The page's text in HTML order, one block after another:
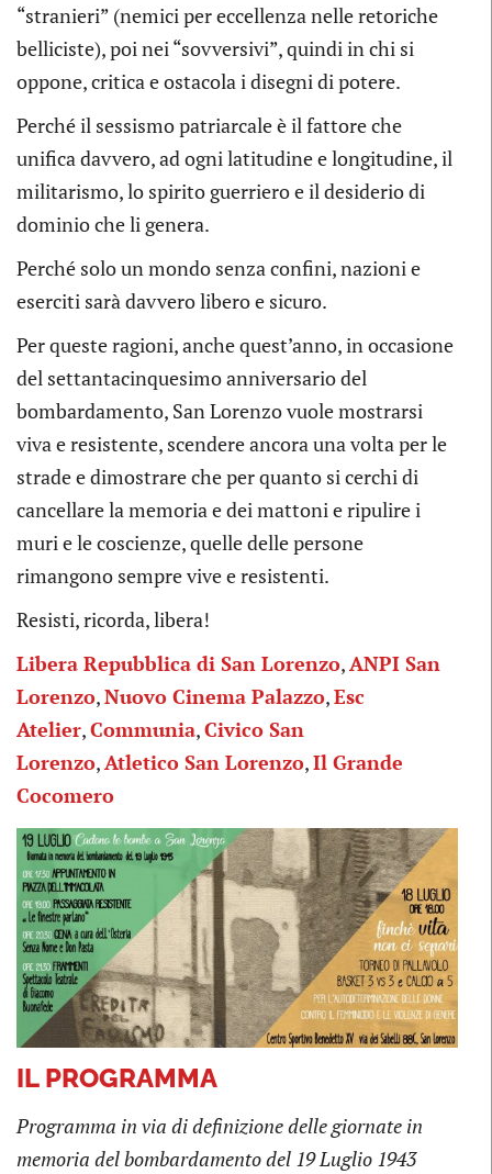
“stranieri” (nemici per eccellenza nelle retoriche
belliciste), poi nei “sovversivi”, quindi in chi si
oppone, critica e ostacola i disegni di potere.
Perché il sessismo patriarcale è il fattore che
unifica davvero, ad ogni latitudine e longitudine, il
militarismo, lo spirito guerriero e il desiderio di
dominio che li genera.
Perché solo un mondo senza confini, nazioni e
eserciti sarà davvero libero e sicuro.
Per queste ragioni, anche quest’anno, in occasione
del settantacinquesimo anniversario del
bombardamento, San Lorenzo vuole mostrarsi
viva e resistente, scendere ancora una volta per le
strade e dimostrare che per quanto si cerchi di
cancellare la memoria e dei mattoni e ripulire i
muri e le coscienze, quelle delle persone
rimangono sempre vive e resistenti.
Resisti, ricorda, libera!
Libera Repubblica di San Lorenzo,ANPI San
Lorenzo,Nuovo Cinema Palazzo,Esc
Atelier,Communia,Civico San
Lorenzo,Atletico San Lorenzo,Il Grande
Cocomero
IL PROGRAMMA
Programma in via di definizione delle giornate in
memoria del bombardamento del 19 Luglio 1943